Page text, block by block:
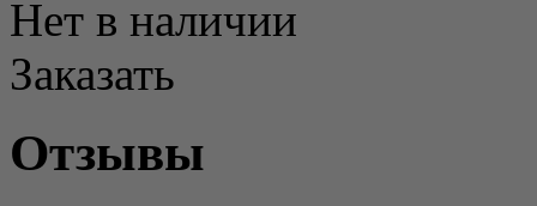
Нет в наличии
Заказать
Отзывы